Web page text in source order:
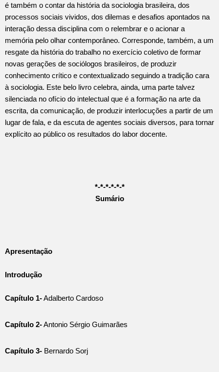
é também o contar da história da sociologia brasileira, dos
processos sociais vividos, dos dilemas e desafios apontados na
interação dessa disciplina com o relembrar e o acionar a
memória pelo olhar contemporâneo. Corresponde, também, a um
resgate da história do trabalho no exercício coletivo de formar
novas gerações de sociólogos brasileiros, de produzir
conhecimento crítico e contextualizado seguindo a tradição cara
à sociologia. Este belo livro celebra, ainda, uma parte talvez
silenciada no ofício do intelectual que é a formação na arte da
escrita, da comunicação, de produzir interlocuções a partir de um
lugar de fala, e da escuta de agentes sociais diversos, para tornar
explícito ao público os resultados do labor docente.
*-*-*-*-*-*
Sumário
Apresentação
Introdução
Capítulo 1-Adalberto Cardoso
Capítulo 2-Antonio Sérgio Guimarães
Capítulo 3- Bernardo Sorj